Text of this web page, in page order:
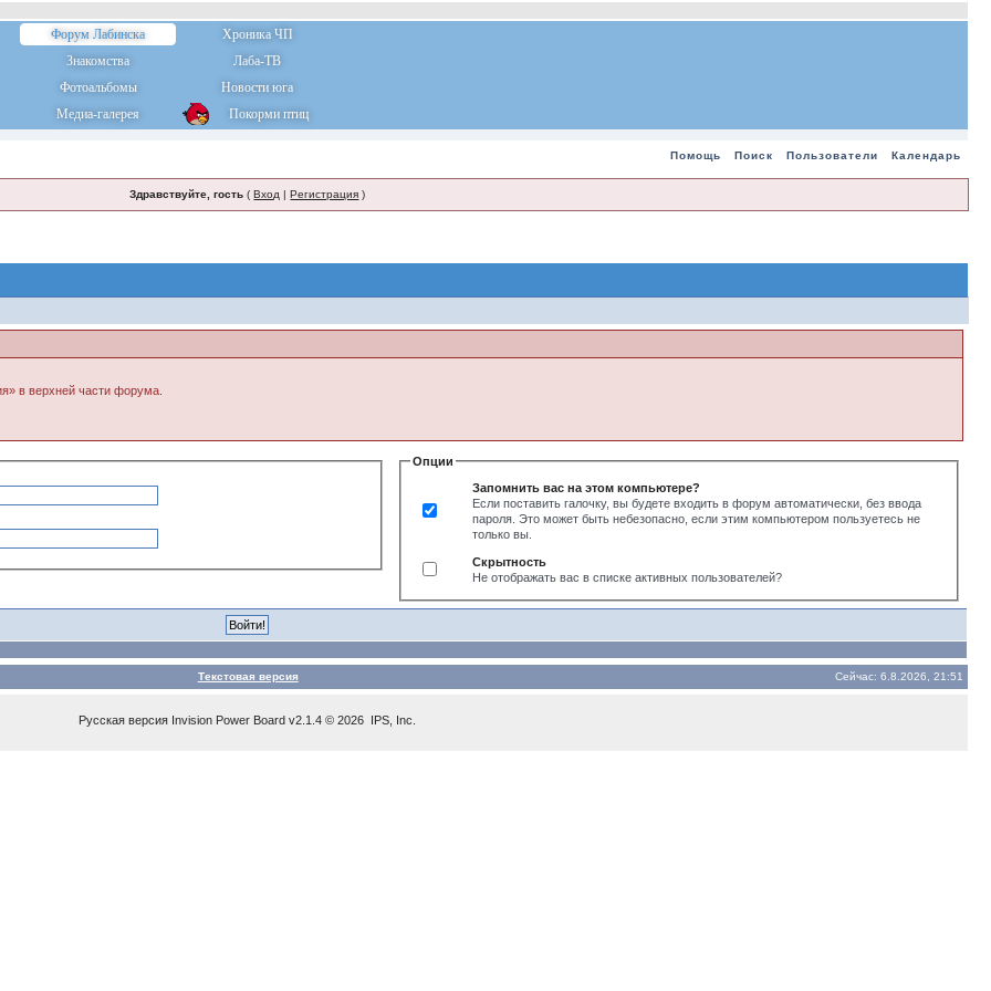
Форум Лабинска
Хроника ЧП
Знакомства
Лаба-ТВ
Фотоальбомы
Новости юга
Медиа-галерея Покорми птиц
Помощь Поиск Пользователи Календарь
Здравствуйте, гость (Вход |Регистрация )
в верхней части форума.
Опции
Запомнить вас на этом компьютере?
Если поставить галочку, вы будете входить в форум автоматически, без ввода
пароля. Это может быть небезопасно, если этим компьютером пользуетесь не
только вы.
Скрытность
Не отображать вас в списке активных пользователей?
Текстовая версия Сейчас: 6.8.2026, 21:51
Русская версия Invision Power Board v2.1.4 © 2026 IPS, Inc.